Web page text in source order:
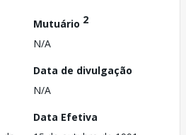
Mutuário 2
N/A
Data de divulgação
N/A
Data Efetiva